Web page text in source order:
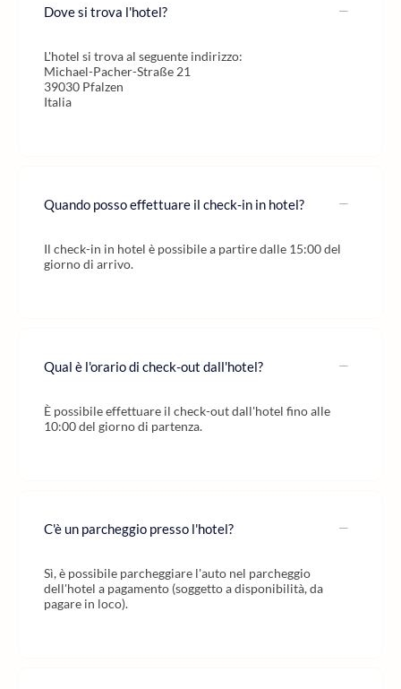
Dove si trova l'hotel?
L'hotel si trova al seguente indirizzo:
Michael-Pacher-Straße 21
39030 Pfalzen
Italia
Quando posso effettuare il check-in in hotel?
Il check-in in hotel è possibile a partire dalle 15:00 del
giorno di arrivo.
Qual è l'orario di check-out dall'hotel?
È possibile effettuare il check-out dall'hotel fino alle
10:00 del giorno di partenza.
C'è un parcheggio presso l'hotel?
Sì, è possibile parcheggiare l'auto nel parcheggio
dell'hotel a pagamento (soggetto a disponibilità, da
pagare in loco).